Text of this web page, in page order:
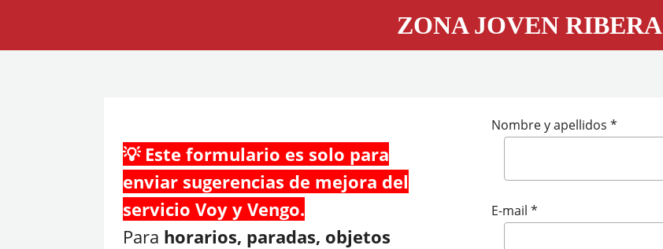
ZONA JOVEN RIBERA
💡 Este formulario es solo para
enviar sugerencias de mejora del
servicio Voy y Vengo.
Para horarios, paradas, objetos
Nombre y apellidos *
E-mail *